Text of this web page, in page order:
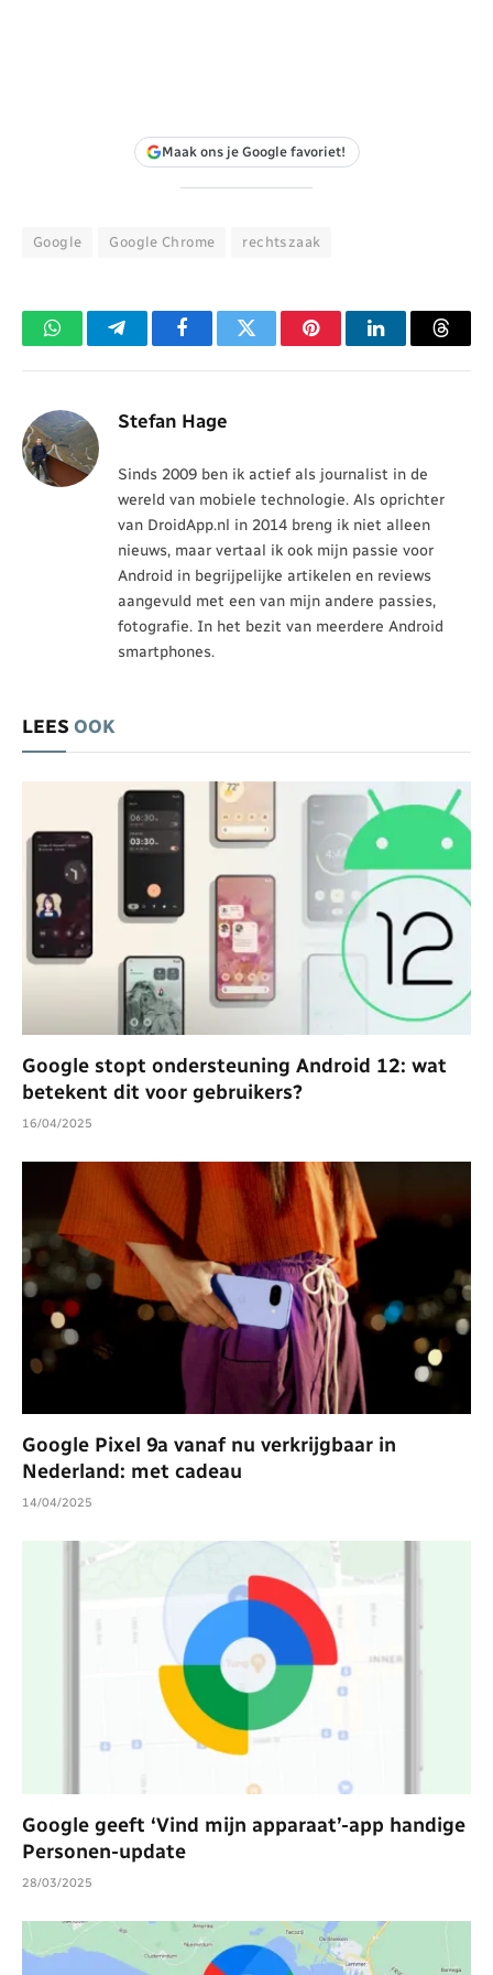
Maak ons je Google favoriet!
Google Google Chrome rechtszaak
WhatsAppTelegramFacebookTwitter PinterestLinkedIn
Stefan Hage
Sinds 2009 ben ik actief als journalist in de
wereld van mobiele technologie. Als oprichter
van DroidApp.nl in 2014 breng ik niet alleen
nieuws, maar vertaal ik ook mijn passie voor
Android in begrijpelijke artikelen en reviews
aangevuld met een van mijn andere passies,
fotografie. In het bezit van meerdere Android
smartphones.
LEES OOK
Google stopt ondersteuning Android 12: wat
betekent dit voor gebruikers?
16/04/2025
Google Pixel 9a vanaf nu verkrijgbaar in
Nederland: met cadeau
14/04/2025
Google geeft ‘Vind mijn apparaat’-app handige
Personen-update
28/03/2025